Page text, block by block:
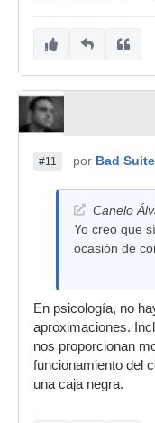
#11 por Bad Suite
Canelo
Yo creo que
ocasión de
En psicología, no
aproximaciones.
nos proporcionan
funcionamiento del
una caja negra.